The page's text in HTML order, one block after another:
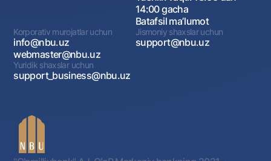
14:00 gacha
Batafsil maʼlumot
Korporativ murojatlar uchun
info@nbu.uz
webmaster@nbu.uz
Jismoniy shaxslar uchun
support@nbu.uz
Yuridik shaxslar uchun
support_business@nbu.uz